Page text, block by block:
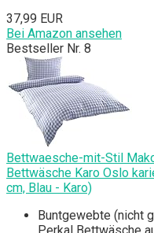
37,99 EUR
Bei Amazon ansehen
Bestseller Nr. 8
Bettwaesche-mit-Stil
Bettwäsche Karo Oslo
cm, Blau - Karo)
Buntgewebte (nicht